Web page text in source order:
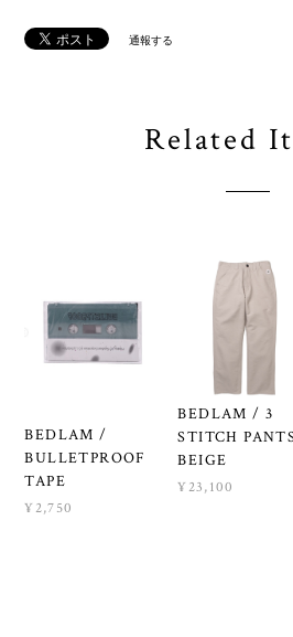
通報する
Related
BEDLAM /
BULLETPROOF
TAPE
¥2,750
BEDLAM / 3
STITCH
BEIGE
¥23,100